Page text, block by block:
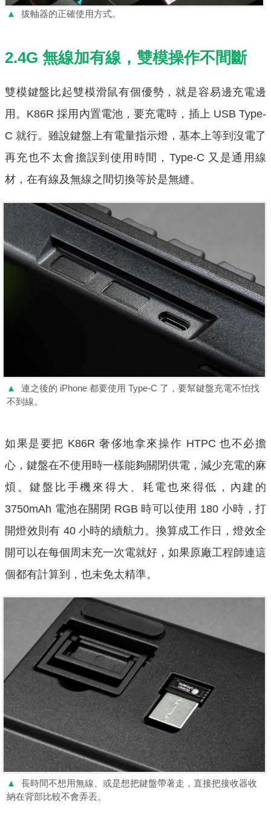
▲ 拔軸器的正確使用方式。
2.4G 無線加有線，雙模操作不間斷
雙模鍵盤比起雙模滑鼠有個優勢，就是容易邊充電邊
用。K86R 採用內置電池，要充電時，插上 USB Type-
C 就行。雖說鍵盤上有電量指示燈，基本上等到沒電了
再充也不太會擔誤到使用時間，Type-C 又是通用線
材，在有線及無線之間切換等於是無縫。
▲
連之後的 iPhone 都要使用 Type-C 了，要幫鍵盤充電不怕找
不到線。
如果是要把 K86R 奢侈地拿來操作 HTPC 也不必擔
心，鍵盤在不使用時一樣能夠關閉供電，減少充電的麻
煩。鍵盤比手機來得大、耗電也來得低，內建的
3750mAh 電池在關閉 RGB 時可以使用 180 小時，打
開燈效則有 40 小時的續航力。換算成工作日，燈效全
開可以在每個周末充一次電就好，如果原廠工程師連這
個都有計算到，也未免太精準。
▲
長時間不想用無線、或是想把鍵盤帶著走，直接把接收器收
納在背部比較不會弄丟。